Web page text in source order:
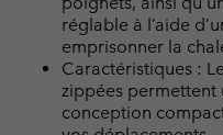
réglable à l’aide
emprisonner la
Caractéristiques :
zippées permettent
conception